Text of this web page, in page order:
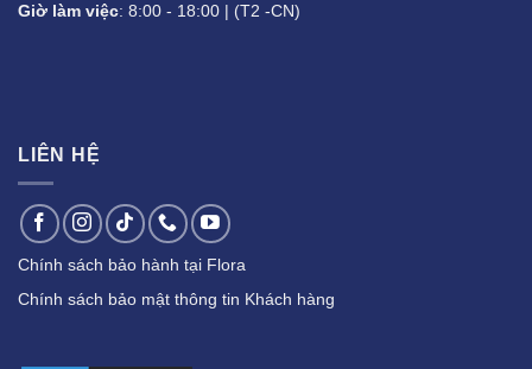
Giờ làm việc: 8:00 - 18:00 | (T2 -CN)
LIÊN HỆ
Chính sách bảo hành tại Flora
Chính sách bảo mật thông tin Khách hàng